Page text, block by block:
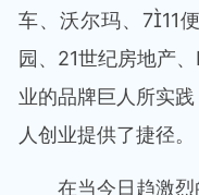
车、沃尔玛、711
园、21世纪房地产
业的品牌巨人所实
人创业提供了捷径。
在当今日趋激